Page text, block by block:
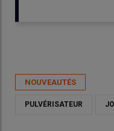
NOUVEAUTÉS
PULVÉRISATEUR